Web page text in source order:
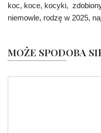
koc, koce, kocyki,
niemowle, rodzę w 2025,
MOŻE SPODOBA